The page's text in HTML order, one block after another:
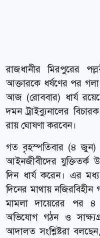
রাজধানীর মিরপুরের
আক্তারকে ধর্ষণের পর
আজ (রোববার) ধার্য
দমন ট্রাইব্যুনালের
রায় ঘোষণা করবেন।
গত বৃহস্পতিবার (৪ জুন)
আইনজীবীদের যুক্তিতর্ক
দিন ধার্য করেন। এর
দিনের মাথায় নজিরবিহীন
মামলা দায়েরের পর ৪
অভিযোগ গঠন ও
আদালত সংশ্লিষ্টরা